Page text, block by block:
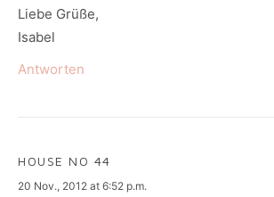
Liebe Grüße,
Isabel
Antworten
HOUSE NO 44
says:
20 Nov., 2012 at 6:52 p.m.